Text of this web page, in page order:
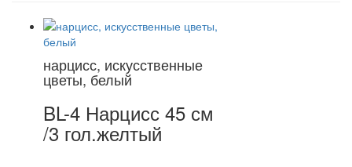
нарцисс, искусственные
цветы, белый
BL-4 Нарцисс 45 см
/3 гол.желтый